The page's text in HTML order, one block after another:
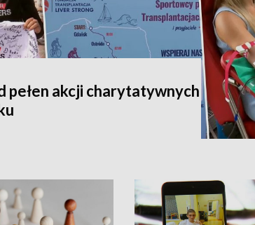
pełen akcji charytatywnych